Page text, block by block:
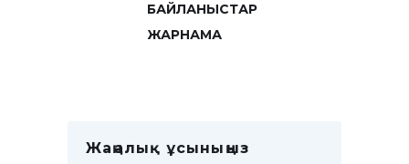
БАЙЛАНЫСТАР
ЖАРНАМА
Жаңалық ұсыныңыз